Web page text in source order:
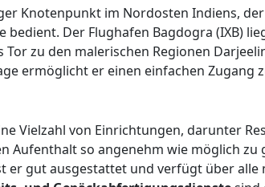
Knotenpunkt im Nordosten Indiens,
bedient. Der Flughafen Bagdogra (IXB)
zu den malerischen Regionen
ermöglicht er einen einfachen Zugang
Vielzahl von Einrichtungen, darunter
Aufenthalt so angenehm wie möglich zu
er gut ausgestattet und verfügt über